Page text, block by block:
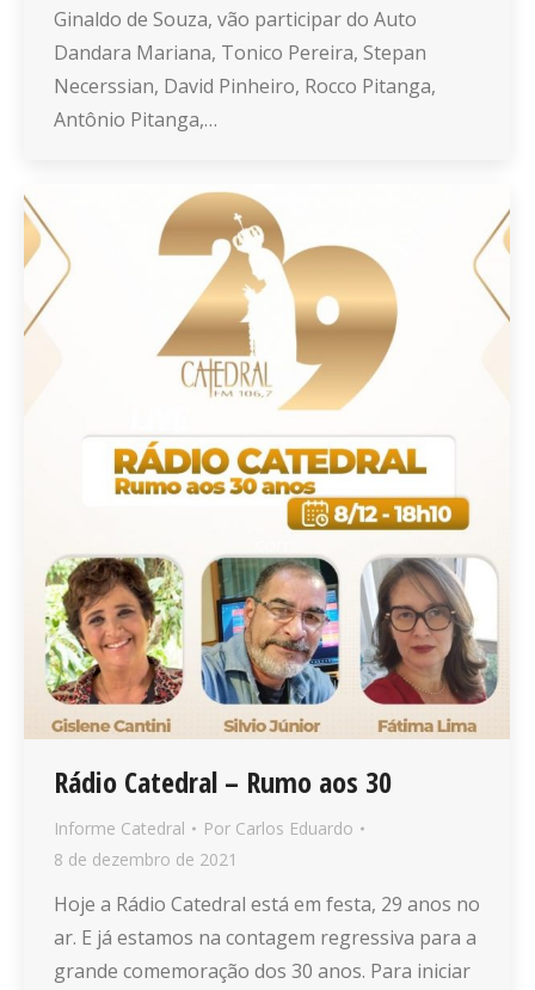
Ginaldo de Souza, vão participar do Auto
Dandara Mariana, Tonico Pereira, Stepan
Necerssian, David Pinheiro, Rocco Pitanga,
Antônio Pitanga,…
Rádio Catedral – Rumo aos 30
Informe Catedral Por Carlos Eduardo
8 de dezembro de 2021
Hoje a Rádio Catedral está em festa, 29 anos no
ar. E já estamos na contagem regressiva para a
grande comemoração dos 30 anos. Para iniciar